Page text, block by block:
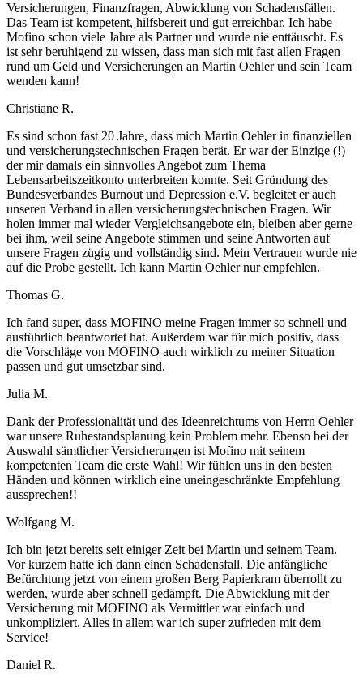
Versicherungen, Finanzfragen, Abwicklung von Schadensfällen.
Das Team ist kompetent, hilfsbereit und gut erreichbar. Ich habe
Mofino schon viele Jahre als Partner und wurde nie enttäuscht. Es
ist sehr beruhigend zu wissen, dass man sich mit fast allen Fragen
rund um Geld und Versicherungen an Martin Oehler und sein Team
wenden kann!
Christiane R.
Es sind schon fast 20 Jahre, dass mich Martin Oehler in finanziellen
und versicherungstechnischen Fragen berät. Er war der Einzige (!)
der mir damals ein sinnvolles Angebot zum Thema
Lebensarbeitszeitkonto unterbreiten konnte. Seit Gründung des
Bundesverbandes Burnout und Depression e.V. begleitet er auch
unseren Verband in allen versicherungstechnischen Fragen. Wir
holen immer mal wieder Vergleichsangebote ein, bleiben aber gerne
bei ihm, weil seine Angebote stimmen und seine Antworten auf
unsere Fragen zügig und vollständig sind. Mein Vertrauen wurde nie
auf die Probe gestellt. Ich kann Martin Oehler nur empfehlen.
Thomas G.
Ich fand super, dass MOFINO meine Fragen immer so schnell und
ausführlich beantwortet hat. Außerdem war für mich positiv, dass
die Vorschläge von MOFINO auch wirklich zu meiner Situation
passen und gut umsetzbar sind.
Julia M.
Dank der Professionalität und des Ideenreichtums von Herrn Oehler
war unsere Ruhestandsplanung kein Problem mehr. Ebenso bei der
Auswahl sämtlicher Versicherungen ist Mofino mit seinem
kompetenten Team die erste Wahl! Wir fühlen uns in den besten
Händen und können wirklich eine uneingeschränkte Empfehlung
aussprechen!!
Wolfgang M.
Ich bin jetzt bereits seit einiger Zeit bei Martin und seinem Team.
Vor kurzem hatte ich dann einen Schadensfall. Die anfängliche
Befürchtung jetzt von einem großen Berg Papierkram überrollt zu
werden, wurde aber schnell gedämpft. Die Abwicklung mit der
Versicherung mit MOFINO als Vermittler war einfach und
unkompliziert. Alles in allem war ich super zufrieden mit dem
Service!
Daniel R.